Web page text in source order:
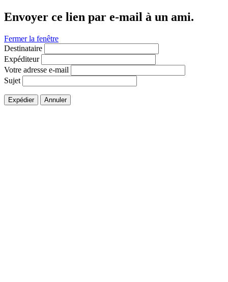
Envoyer ce lien par e-mail à un ami.
Fermer la fenêtre
Destinataire
Expéditeur
Votre adresse e-mail
Sujet
Expédier Annuler